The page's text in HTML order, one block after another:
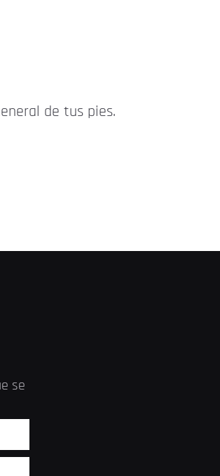
de tus pies.
se